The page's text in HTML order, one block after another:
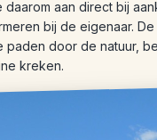
aan direct bij
bij de eigenaar.
paden door de natuur,
kreken.